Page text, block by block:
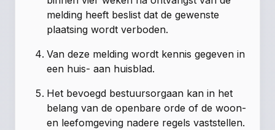
melding heeft beslist dat de gewenste
plaatsing wordt verboden.
Van deze melding wordt kennis gegeven in
een huis- aan huisblad.
Het bevoegd bestuursorgaan kan in het
belang van de openbare orde of de woon-
en leefomgeving nadere regels vaststellen.